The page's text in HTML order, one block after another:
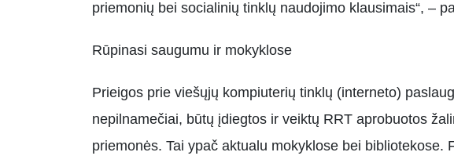
priemonių bei socialinių tinklų naudojimo klausimais“, –
Rūpinasi saugumu ir mokyklose
Prieigos prie viešųjų kompiuterių tinklų (interneto)
nepilnamečiai, būtų įdiegtos ir veiktų RRT aprobuotos
priemonės. Tai ypač aktualu mokyklose bei